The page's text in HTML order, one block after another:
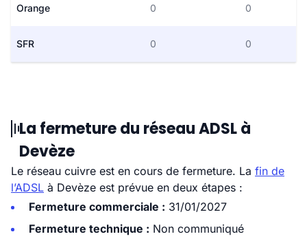
Orange 0 0
SFR 0 0
La fermeture du réseau ADSL à
Devèze
Le réseau cuivre est en cours de fermeture. La fin de
l’ADSL à Devèze est prévue en deux étapes :
Fermeture commerciale : 31/01/2027
Fermeture technique : Non communiqué